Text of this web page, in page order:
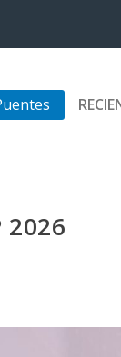
2026